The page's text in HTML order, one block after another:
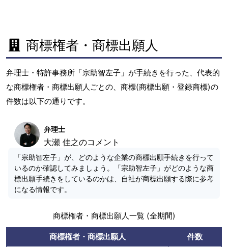
商標権者・商標出願人
弁理士・特許事務所「宗助智左子」が手続きを行った、代表的
な商標権者・商標出願人ごとの、商標(商標出願・登録商標)の
件数は以下の通りです。
弁理士
大瀬 佳之のコメント
「宗助智左子」が、どのような企業の商標出願手続きを行って
いるのか確認してみましょう。「宗助智左子」がどのような商
標出願手続きをしているのかは、自社が商標出願する際に参考
になる情報です。
商標権者・商標出願人一覧 (全期間)
商標権者・商標出願人
件数